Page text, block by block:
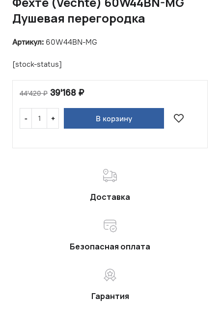
Душевая перегородка
Артикул: 60W44BN-MG
[stock-status]
44'420₽ 39'168 ₽
В корзину
Доставка
Безопасная оплата
Гарантия